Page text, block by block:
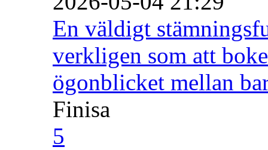
En väldigt
verkligen som att
ögonblicket mellan
Finisa
5